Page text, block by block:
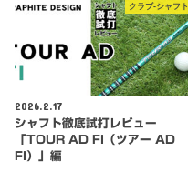
クラブ-シャフト
2026.2.17
シャフト徹底試打レビュー
「TOUR AD FI（ツアー AD
FI）」編